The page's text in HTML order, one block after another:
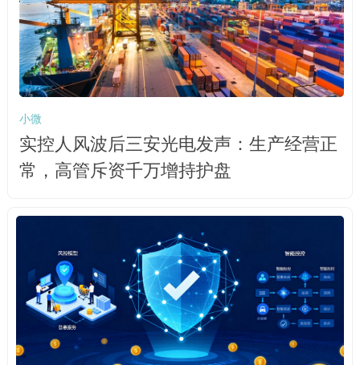
小微
实控人风波后三安光电发声：生产经营正
常，高管斥资千万增持护盘